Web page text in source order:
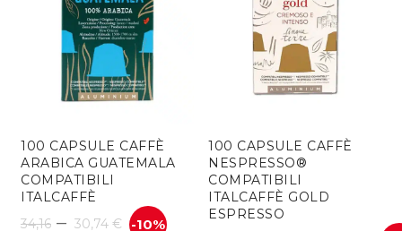
100 CAPSULE CAFFÈ
ARABICA GUATEMALA
COMPATIBILI
ITALCAFFÈ
34,16 – 30,74 € -10%
100 CAPSULE CAFFÈ
NESPRESSO®
COMPATIBILI
ITALCAFFÈ GOLD
ESPRESSO